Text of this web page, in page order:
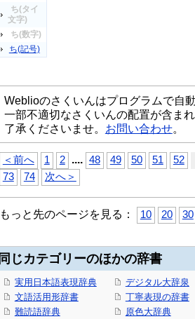
ち(タイ
文字)
ち(数字)
ち(記号)
Weblioのさくいんはプログラムで自
一部不適切なさくいんの配置が含ま
了承くださいませ。 お問い合わせ。
＜前へ 1 2 .... 48 49 50 51 52
73
74 次へ＞
もっと先のページを見る： 10 20 30
同じカテゴリーのほかの辞書
実用日本語表現辞典
文語活用形辞書
難読語辞典
デジタル大辞泉
丁寧表現の辞書
原色大辞典